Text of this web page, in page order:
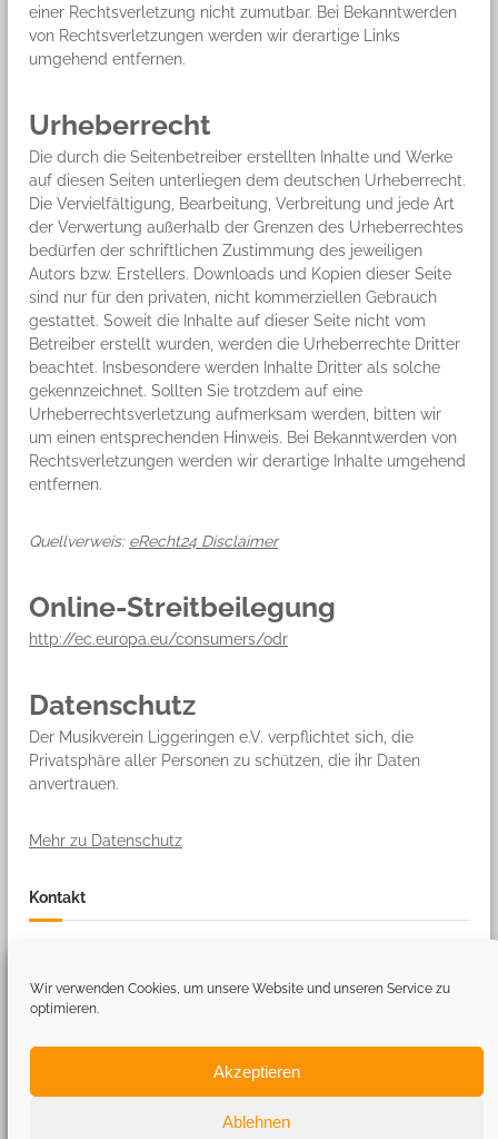
Wir verwenden Cookies, um unsere Website und unseren Service zu
optimieren.
Akzeptieren
Ablehnen
einer Rechtsverletzung nicht zumutbar. Bei Bekanntwerden
von Rechtsverletzungen werden wir derartige Links
umgehend entfernen.
Urheberrecht
Die durch die Seitenbetreiber erstellten Inhalte und Werke
auf diesen Seiten unterliegen dem deutschen Urheberrecht.
Die Vervielfältigung, Bearbeitung, Verbreitung und jede Art
der Verwertung außerhalb der Grenzen des Urheberrechtes
bedürfen der schriftlichen Zustimmung des jeweiligen
Autors bzw. Erstellers. Downloads und Kopien dieser Seite
sind nur für den privaten, nicht kommerziellen Gebrauch
gestattet. Soweit die Inhalte auf dieser Seite nicht vom
Betreiber erstellt wurden, werden die Urheberrechte Dritter
beachtet. Insbesondere werden Inhalte Dritter als solche
gekennzeichnet. Sollten Sie trotzdem auf eine
Urheberrechtsverletzung aufmerksam werden, bitten wir
um einen entsprechenden Hinweis. Bei Bekanntwerden von
Rechtsverletzungen werden wir derartige Inhalte umgehend
entfernen.
Quellverweis: eRecht24 Disclaimer
Online-Streitbeilegung
http://ec.europa.eu/consumers/odr
Datenschutz
Der Musikverein Liggeringen e.V. verpflichtet sich, die
Privatsphäre aller Personen zu schützen, die ihr Daten
anvertrauen.
Mehr zu Datenschutz
Kontakt
78315 Liggeringen
vorstand@mv-liggeringen.de
Musikverein Liggeringen